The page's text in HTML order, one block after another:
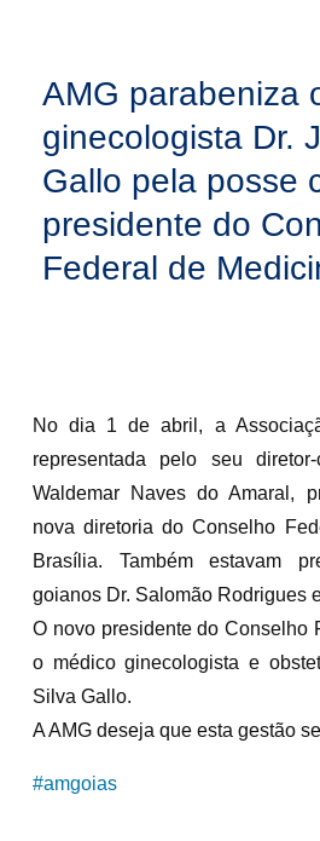
AMG parabeniza
ginecologista Dr.
Gallo pela posse
presidente do
Federal de
No dia 1 de abril, a
representada pelo seu
Waldemar Naves do Amaral,
nova diretoria do Conselho
Brasília. Também estavam
goianos Dr. Salomão Rodrigues
O novo presidente do Conselho
o médico ginecologista e
Silva Gallo.
A AMG deseja que esta gestão
#amgoias